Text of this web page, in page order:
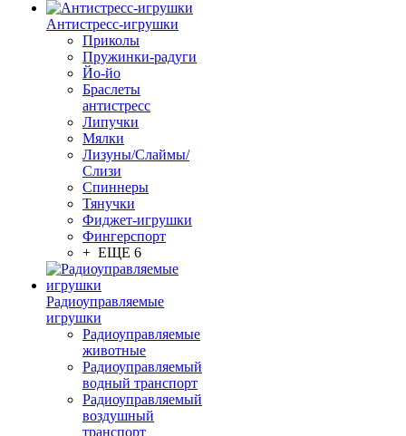
Антистресс-игрушки
Приколы
Пружинки-радуги
Йо-йо
Браслеты
антистресс
Липучки
Мялки
Лизуны/Слаймы/
Слизи
Спиннеры
Тянучки
Фиджет-игрушки
Фингерспорт
+ ЕЩЕ 6
Радиоуправляемые
игрушки
Радиоуправляемые
животные
Радиоуправляемый
водный транспорт
Радиоуправляемый
воздушный
транспорт